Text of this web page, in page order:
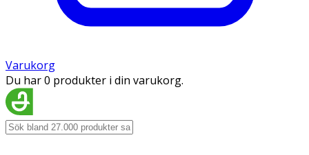
Varukorg
Du har 0 produkter i din varukorg.